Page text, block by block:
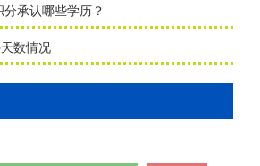
承认哪些学历？
数情况